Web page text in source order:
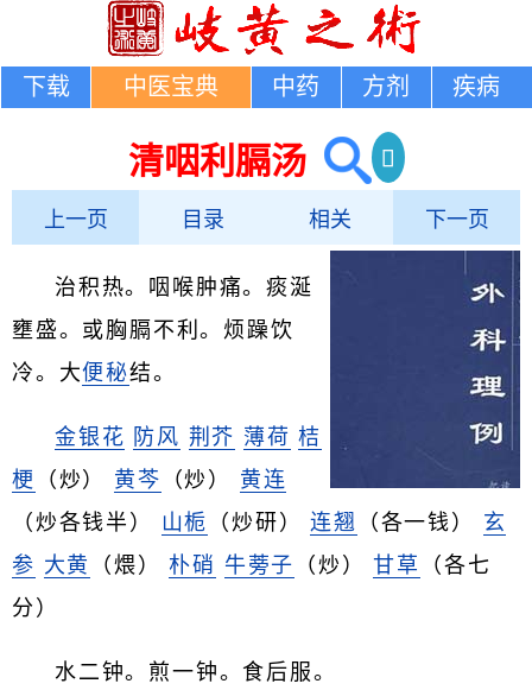
下载 中医宝典 中药 方剂 疾病
清咽利膈汤
上一页 目录 相关 下一页
治积热。咽喉肿痛。痰涎
壅盛。或胸膈不利。烦躁饮
冷。大便秘结。
金银花 防风 荆芥 薄荷 桔
梗
（炒） 黄芩 （炒） 黄连
（炒各钱半）
山栀 （炒研）连翘 （各一钱） 玄
参 大黄 （煨） 朴硝 牛蒡子 （炒）甘草
（各七
分）
水二钟。煎一钟。食后服。